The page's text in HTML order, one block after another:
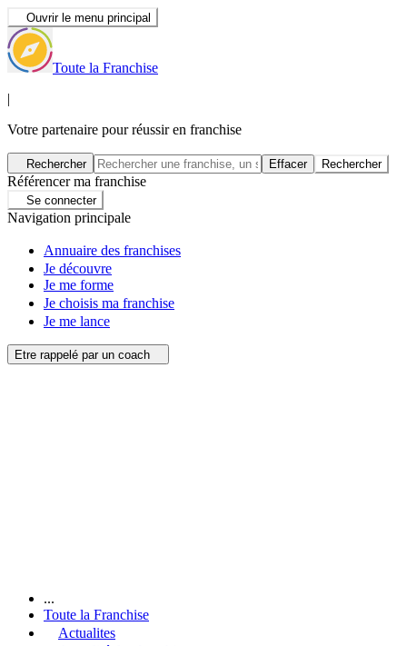
Ouvrir le menu principal
Toute la Franchise
|
Votre partenaire pour réussir en franchise
Rechercher Effacer Rechercher
Référencer ma franchise
Se connecter
Navigation principale
Annuaire des franchises
Je découvre
Je me forme
Je choisis ma franchise
Je me lance
Etre rappelé par un coach
...
Toute la Franchise
Actualites